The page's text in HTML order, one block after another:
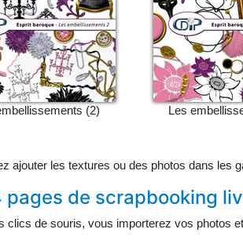
(2) Les
ajouter les textures ou des photos dans les
pages de scrapbooking
clics de souris, vous importerez vos photos